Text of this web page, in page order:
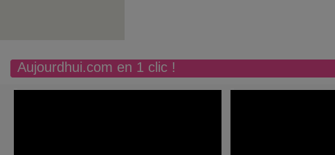
Aujourdhui.com en 1 clic !